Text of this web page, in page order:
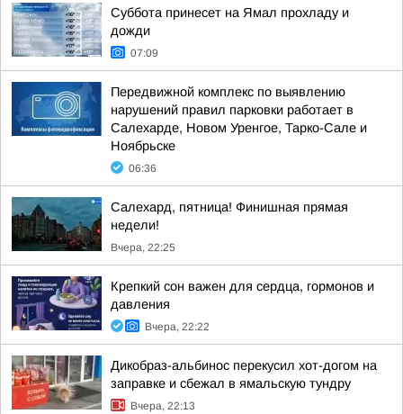
Суббота принесет на Ямал прохладу и
дожди
07:09
Передвижной комплекс по выявлению
нарушений правил парковки работает в
Салехарде, Новом Уренгое, Тарко-Сале и
Ноябрьске
06:36
Салехард, пятница! Финишная прямая
недели!
Вчера, 22:25
Крепкий сон важен для сердца, гормонов и
давления
Вчера, 22:22
Дикобраз-альбинос перекусил хот-догом на
заправке и сбежал в ямальскую тундру
Вчера, 22:13